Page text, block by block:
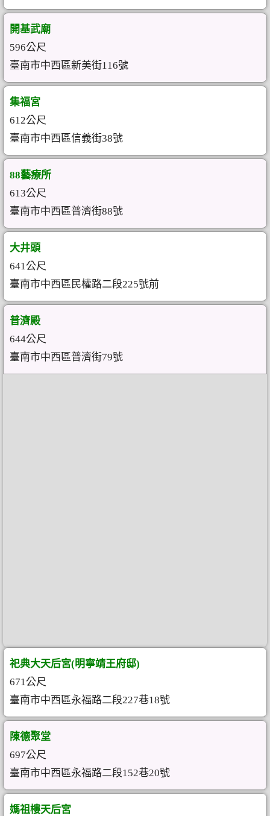
開基武廟
596公尺
臺南市中西區新美街116號
集福宮
612公尺
臺南市中西區信義街38號
88藝療所
613公尺
臺南市中西區普濟街88號
大井頭
641公尺
臺南市中西區民權路二段225號前
普濟殿
644公尺
臺南市中西區普濟街79號
祀典大天后宮(明寧靖王府邸)
671公尺
臺南市中西區永福路二段227巷18號
陳德聚堂
697公尺
臺南市中西區永福路二段152巷20號
媽祖樓天后宮